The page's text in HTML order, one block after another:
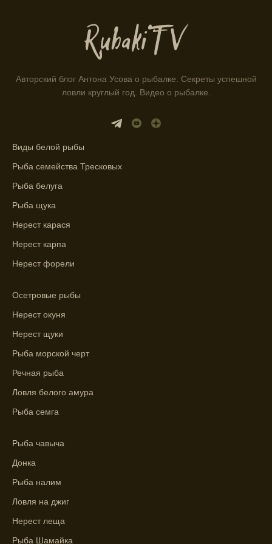
места для рыбалки.
Прогноз клева учитывает влияние лунных
ближайшие дни с прогнозом клева.
График клева рыбы зависит от фаз луны и
Выберите лучшее время для рыбной
прогноз клева.
температуры воды учитывается в прогнозе
клева.
максимального атмосферного давления,
как указывает прогноз клева.
Прогноз клева на сутки вперед дает ясное
представление о том, когда и где клюет
прогнозы клева на разные дни года.
Авторский блог Антона Усова о рыбалке. Секреты успешной
ловли круглый год. Видео о рыбалке.
Виды белой рыбы
Рыба семейства Тресковых
Рыба белуга
Рыба щука
Нерест карася
Нерест карпа
Нерест форели
Осетровые рыбы
Нерест окуня
Нерест щуки
Рыба морской черт
Речная рыба
Ловля белого амура
Рыба семга
Рыба чавыча
Донка
Рыба налим
Ловля на джиг
Нерест леща
Рыба Шамайка